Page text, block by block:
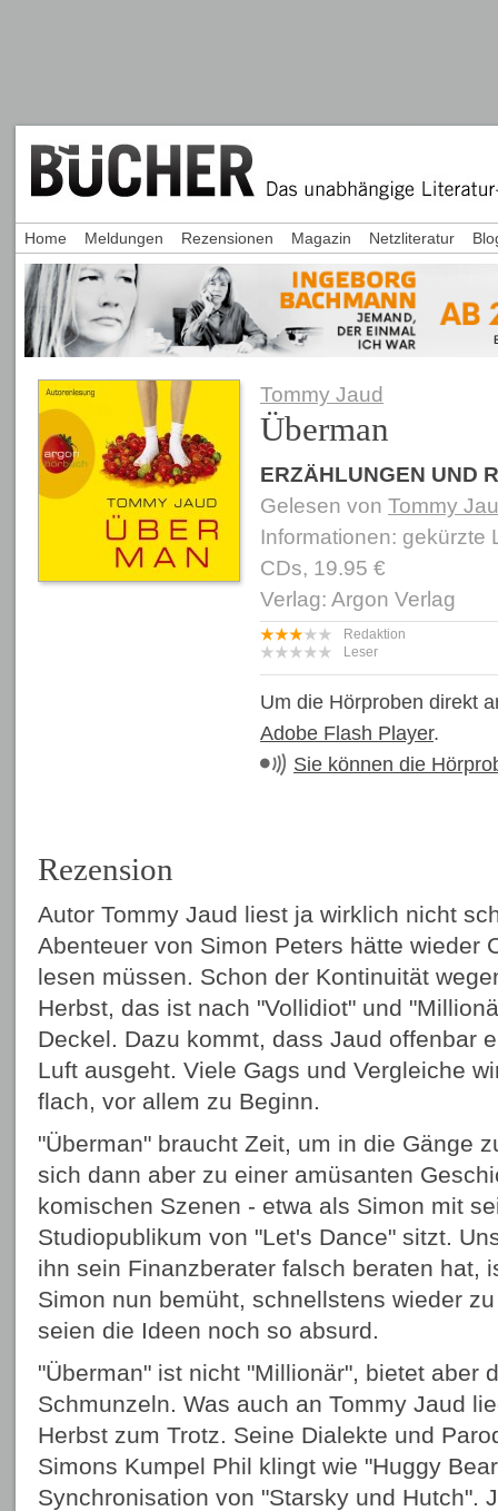
Tommy Jaud
Überman
ERZÄHLUNGEN UND
Gelesen von Tommy
Informationen: gekürzte
CDs, 19.95 €
Verlag: Argon Verlag
Redaktion
Leser
Um die Hörproben direkt
Adobe Flash Player.
Sie können die
Rezension
Autor Tommy Jaud liest ja wirklich nicht
Abenteuer von Simon Peters hätte wieder
lesen müssen. Schon der Kontinuität
Herbst, das ist nach "Vollidiot" und
Deckel. Dazu kommt, dass Jaud offenbar
Luft ausgeht. Viele Gags und Vergleiche
flach, vor allem zu Beginn.
"Überman" braucht Zeit, um in die Gänge
sich dann aber zu einer amüsanten
komischen Szenen - etwa als Simon mit
Studiopublikum von "Let's Dance" sitzt.
ihn sein Finanzberater falsch beraten hat,
Simon nun bemüht, schnellstens wieder
seien die Ideen noch so absurd.
"Überman" ist nicht "Millionär", bietet aber
Schmunzeln. Was auch an Tommy Jaud
Herbst zum Trotz. Seine Dialekte und
Simons Kumpel Phil klingt wie "Huggy
Synchronisation von "Starsky und Hutch".
Home Meldungen Rezensionen Magazin Netzliteratur